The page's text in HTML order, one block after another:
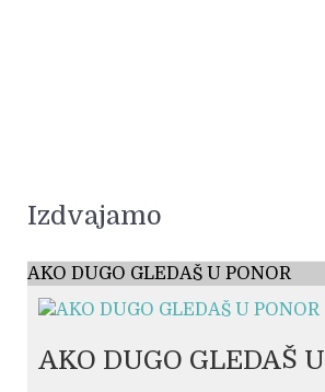
Izdvajamo
AKO DUGO GLEDAŠ U PONOR
AKO DUGO GLEDAŠ